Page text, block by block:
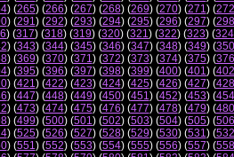
) (265) (266) (267) (268) (269) (270) (271) (272
) (291) (292) (293) (294) (295) (296) (297) (298
) (317) (318) (319) (320) (321) (322) (323) (324
) (343) (344) (345) (346) (347) (348) (349) (350
) (369) (370) (371) (372) (373) (374) (375) (376
) (395) (396) (397) (398) (399) (400) (401) (402
) (421) (422) (423) (424) (425) (426) (427) (428
) (447) (448) (449) (450) (451) (452) (453) (454
) (473) (474) (475) (476) (477) (478) (479) (480
) (499) (500) (501) (502) (503) (504) (505) (506
) (525) (526) (527) (528) (529) (530) (531) (532
) (551) (552) (553) (554) (555) (556) (557) (558